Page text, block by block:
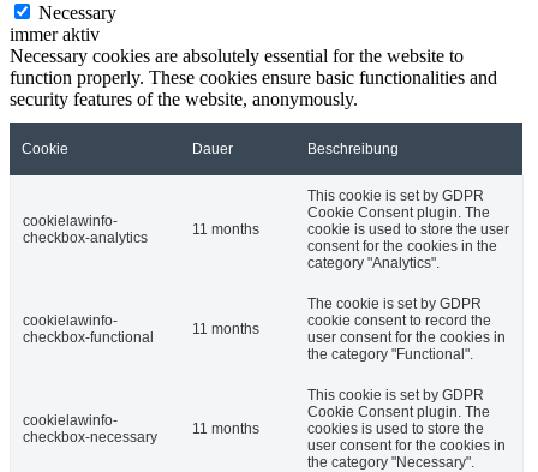
Necessary
immer aktiv
Necessary cookies are absolutely essential for the website to
function properly. These cookies ensure basic functionalities and
security features of the website, anonymously.
Cookie Dauer Beschreibung
cookielawinfo-
checkbox-analytics
11 months
This cookie is set by GDPR
Cookie Consent plugin. The
cookie is used to store the user
consent for the cookies in the
category "Analytics".
cookielawinfo-
checkbox-functional
11 months
The cookie is set by GDPR
cookie consent to record the
user consent for the cookies in
the category "Functional".
cookielawinfo-
checkbox-necessary
11 months
This cookie is set by GDPR
Cookie Consent plugin. The
cookies is used to store the
user consent for the cookies in
the category "Necessary".